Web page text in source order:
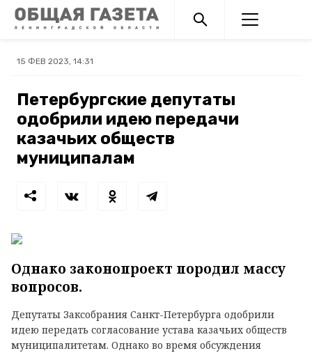
15 ФЕВ 2023, 14:31
Петербургские депутаты
одобрили идею передачи
казачьих обществ
муниципалам
Однако законопроект породил массу
вопросов.
Депутаты Заксобрания Санкт-Петербурга одобрили
идею передать согласование устава казачьих обществ
муниципалитетам. Однако во время обсуждения